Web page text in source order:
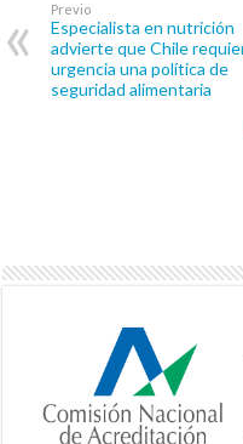
Previo
Especialista en nutrición
advierte que Chile
urgencia una política de
seguridad alimentaria